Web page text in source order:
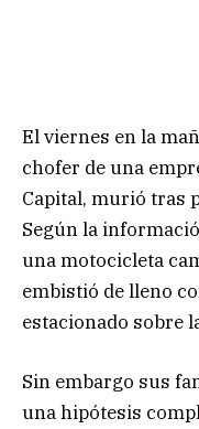
El viernes en la
chofer de una
Capital, murió tras
Según la
una motocicleta
embistió de lleno
estacionado sobre
Sin embargo sus
una hipótesis